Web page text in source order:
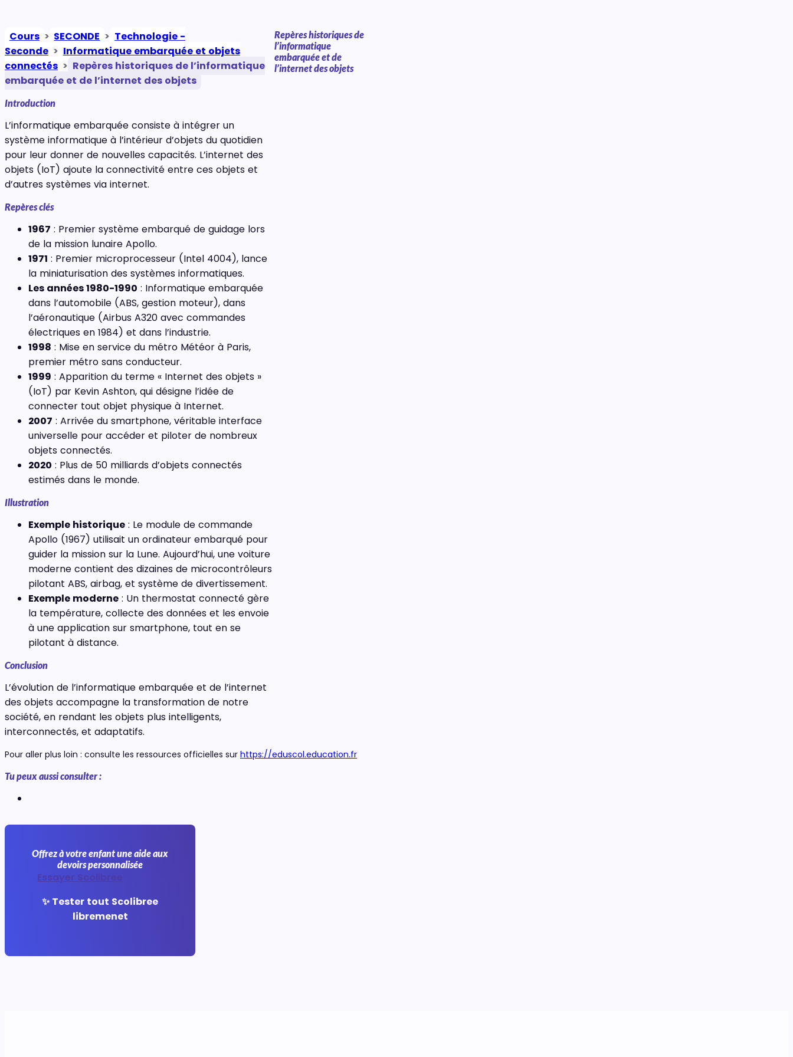
Cours > SECONDE > Technologie -
Seconde > Informatique embarquée et objets
connectés > Repères historiques de l’informatique
embarquée et de l’internet des objets
Repères historiques de
l’informatique
embarquée et de
l’internet des objets
Introduction
L’informatique embarquée consiste à intégrer un
système informatique à l’intérieur d’objets du quotidien
pour leur donner de nouvelles capacités. L’internet des
objets (IoT) ajoute la connectivité entre ces objets et
d’autres systèmes via internet.
Repères clés
1967 : Premier système embarqué de guidage lors
de la mission lunaire Apollo.
1971 : Premier microprocesseur (Intel 4004), lance
la miniaturisation des systèmes informatiques.
Les années 1980-1990 : Informatique embarquée
dans l’automobile (ABS, gestion moteur), dans
l’aéronautique (Airbus A320 avec commandes
électriques en 1984) et dans l’industrie.
1998 : Mise en service du métro Météor à Paris,
premier métro sans conducteur.
1999 : Apparition du terme « Internet des objets »
(IoT) par Kevin Ashton, qui désigne l’idée de
connecter tout objet physique à Internet.
2007 : Arrivée du smartphone, véritable interface
universelle pour accéder et piloter de nombreux
objets connectés.
2020 : Plus de 50 milliards d’objets connectés
estimés dans le monde.
Illustration
Exemple historique : Le module de commande
Apollo (1967) utilisait un ordinateur embarqué pour
guider la mission sur la Lune. Aujourd’hui, une voiture
moderne contient des dizaines de microcontrôleurs
pilotant ABS, airbag, et système de divertissement.
Exemple moderne : Un thermostat connecté gère
la température, collecte des données et les envoie
à une application sur smartphone, tout en se
pilotant à distance.
Conclusion
L’évolution de l’informatique embarquée et de l’internet
des objets accompagne la transformation de notre
société, en rendant les objets plus intelligents,
interconnectés, et adaptatifs.
Pour aller plus loin : consulte les ressources officielles sur https://eduscol.education.fr
Tu peux aussi consulter :
Offrez à votre enfant une aide aux
devoirs personnalisée
Essayer Scolibree
✨ Tester tout Scolibree
libremenet